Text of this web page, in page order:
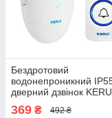
Бездротовий
водонепроникний
дверний дзвінок
M521. Білий.
369 ₴ 492 ₴